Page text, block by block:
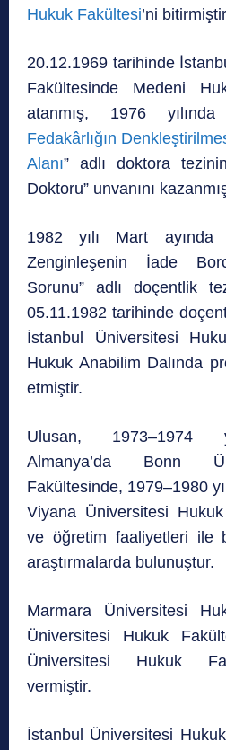
Hukuk Fakültesi’ni
20.12.1969 tarihinde
Fakültesinde Medeni
atanmış, 1976
Fedakârlığın
Alanı” adlı doktora
Doktoru” unvanını
1982 yılı Mart ayında
Zenginleşenin İade
Sorunu” adlı doçentlik
05.11.1982 tarihinde
İstanbul Üniversitesi
Hukuk Anabilim Dalında
etmiştir.
Ulusan, 1973–1974
Almanya’da Bonn
Fakültesinde, 1979–1980
Viyana Üniversitesi
ve öğretim faaliyetleri ile
araştırmalarda bulunuştur.
Marmara Üniversitesi
Üniversitesi Hukuk
Üniversitesi Hukuk
vermiştir.
İstanbul Üniversitesi